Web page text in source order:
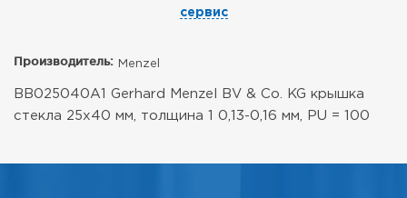
сервис
Производитель: Menzel
BB025040A1 Gerhard Menzel BV & Co. KG крышка
стекла 25x40 мм, толщина 1 0,13-0,16 мм, PU = 100